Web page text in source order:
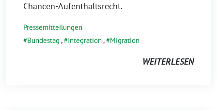
Chancen-Aufenthaltsrecht.
Pressemitteilungen
Bundestag , Integration, Migration
WEITERLESEN